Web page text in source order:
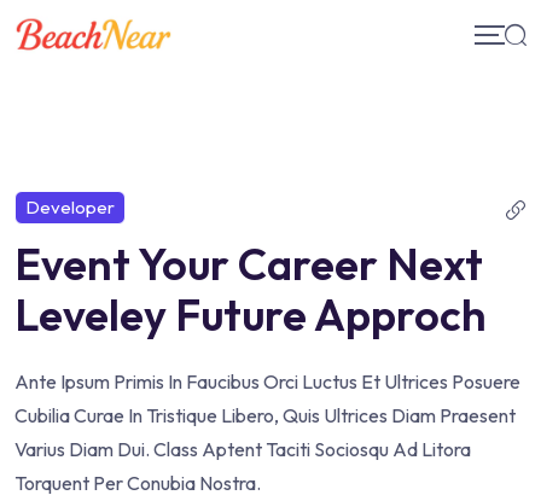
Skip
Developer
Event Your Career Next
Leveley Future Approch
Ante Ipsum Primis In Faucibus Orci Luctus Et Ultrices Posuere
Cubilia Curae In Tristique Libero, Quis Ultrices Diam Praesent
Varius Diam Dui. Class Aptent Taciti Sociosqu Ad Litora
Torquent Per Conubia Nostra.